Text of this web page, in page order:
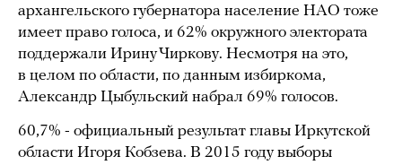
архангельского губернатора население НАО тоже
имеет право голоса, и 62% окружного электората
поддержали Ирину Чиркову. Несмотря на это,
в целом по области, по данным избиркома,
Александр Цыбульский набрал 69% голосов.
60,7% - официальный результат главы Иркутской
области Игоря Кобзева. В 2015 году выборы